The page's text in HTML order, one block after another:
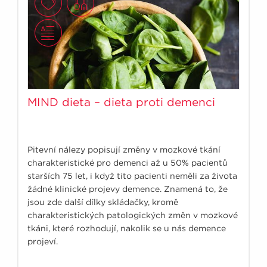
MIND dieta – dieta proti demenci
Pitevní nálezy popisují změny v mozkové tkání
charakteristické pro demenci až u 50% pacientů
starších 75 let, i když tito pacienti neměli za života
žádné klinické projevy demence. Znamená to, že
jsou zde další dílky skládačky, kromě
charakteristických patologických změn v mozkové
tkáni, které rozhodují, nakolik se u nás demence
projeví.